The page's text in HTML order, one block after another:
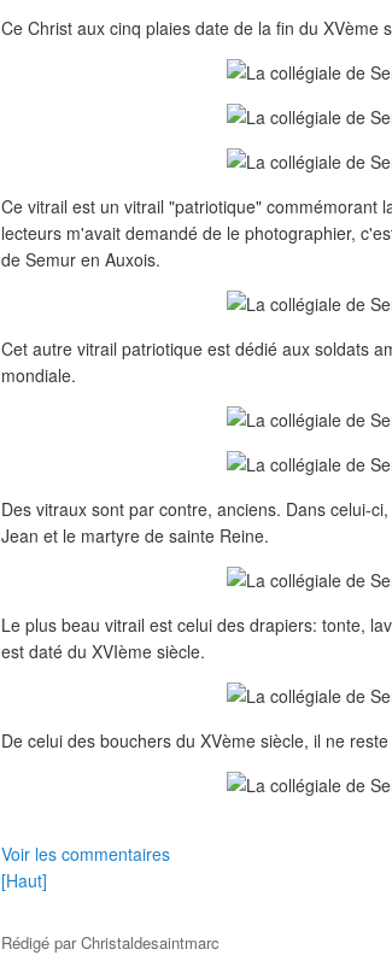
Ce Christ aux cinq plaies date de la fin du XVème
Ce vitrail est un vitrail "patriotique" commémorant
lecteurs m'avait demandé de le photographier,
de Semur en Auxois.
Cet autre vitrail patriotique est dédié aux soldats
mondiale.
Des vitraux sont par contre, anciens. Dans celui-
Jean et le martyre de sainte Reine.
Le plus beau vitrail est celui des drapiers: tonte,
est daté du XVIème siècle.
De celui des bouchers du XVème siècle, il ne
Voir les commentaires
[Haut]
Rédigé parChristaldesaintmarc